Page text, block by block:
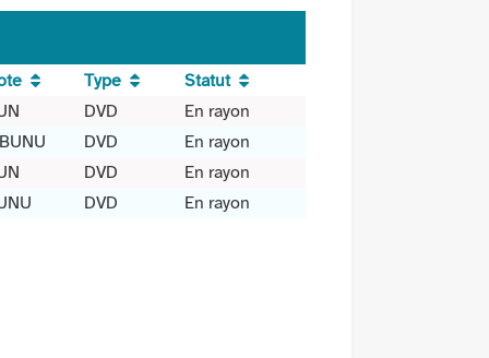
Type
Statut
DVD
En rayon
DVD
En rayon
DVD
En rayon
DVD En rayon